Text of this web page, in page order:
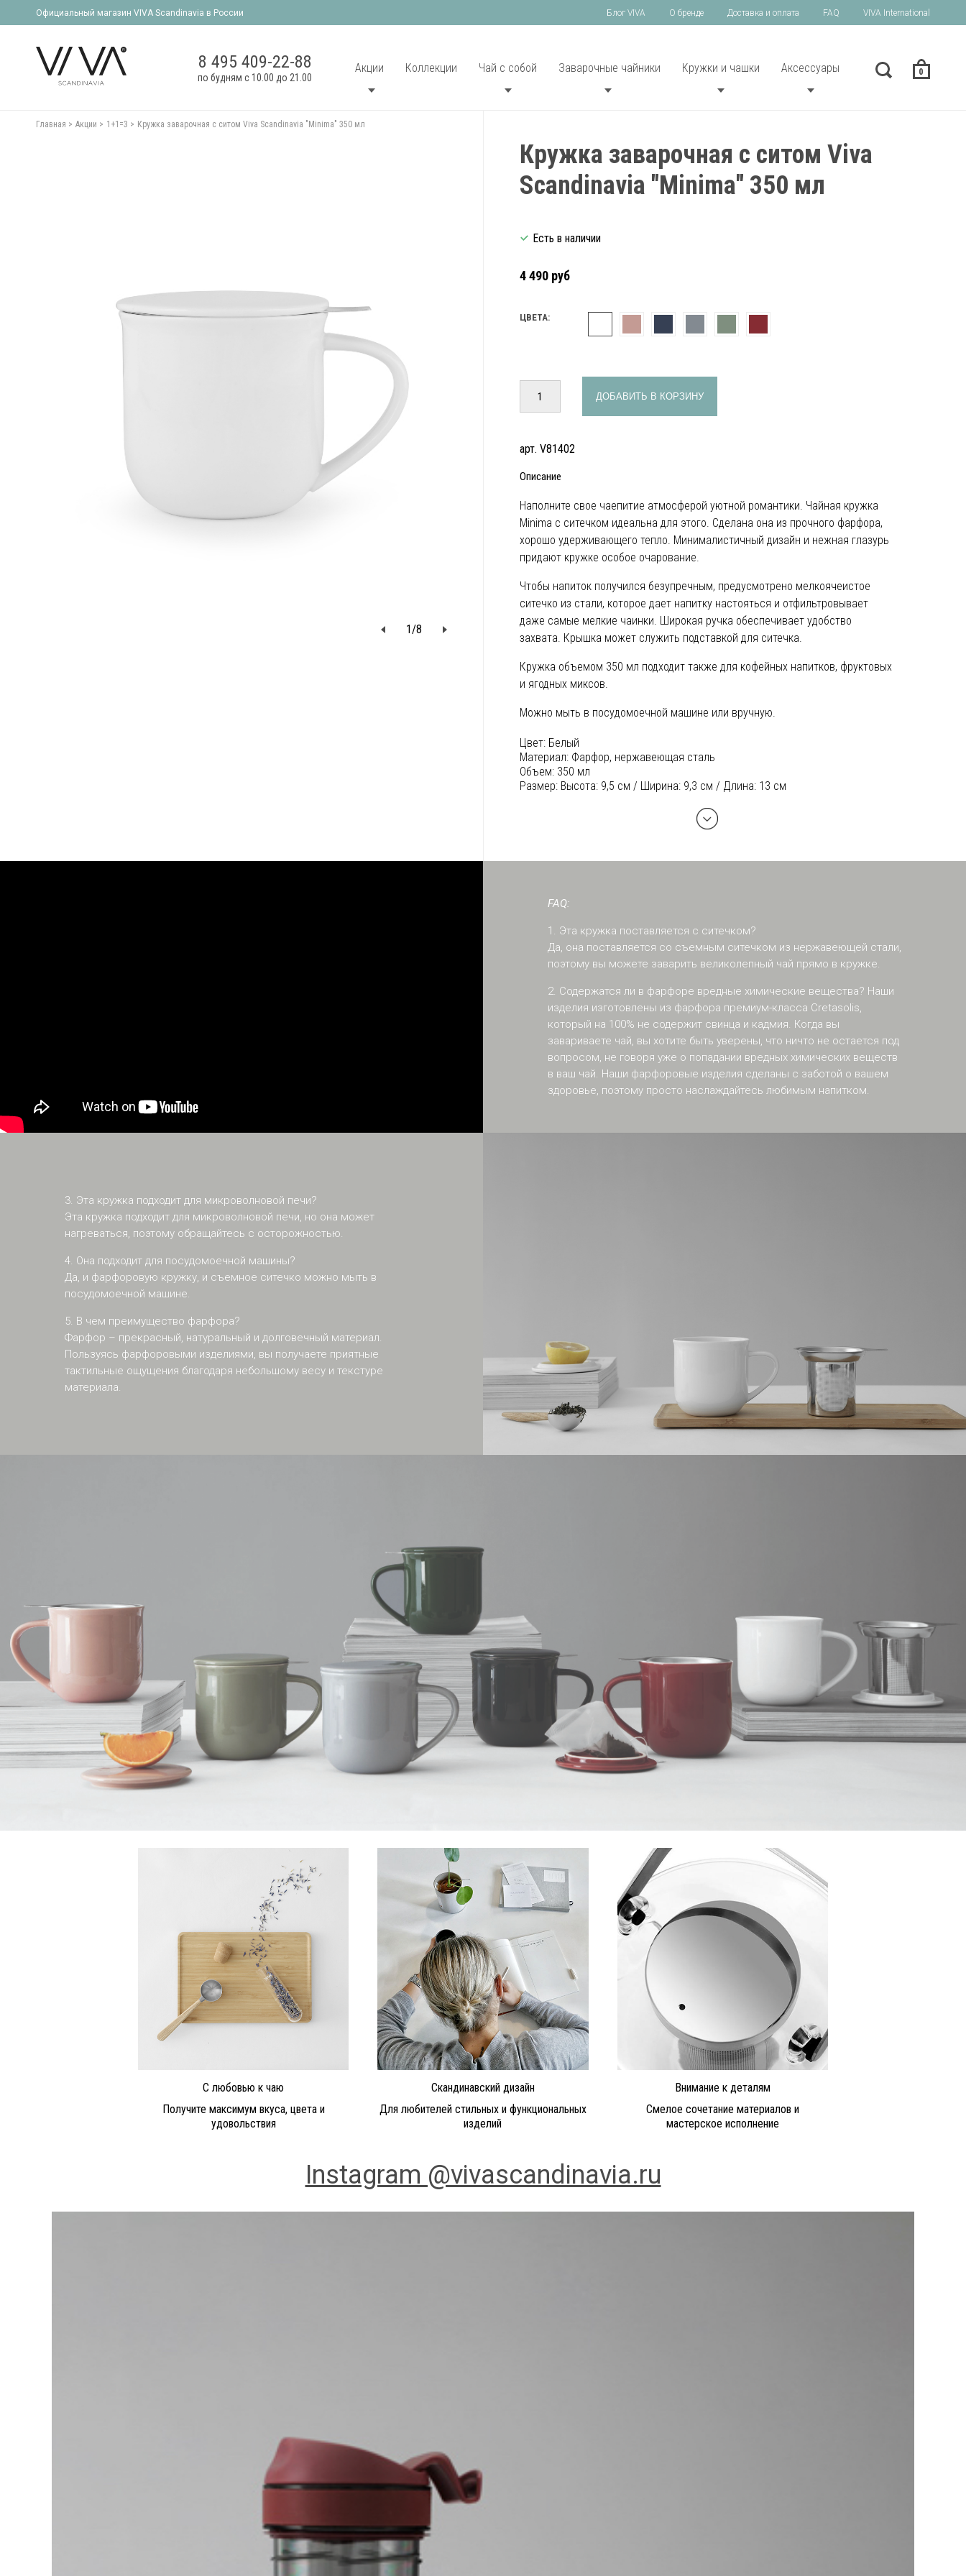
Официальный магазин VIVA Scandinavia в России Блог VIVA О бренде Доставка и оплата FAQ VIVA International
8 495 409-22-88
по будням с 10.00 до 21.00
Акции Коллекции Чай с собой Заварочные чайники Кружки и чашки Аксессуары 0
Главная Акции 1+1=3 Кружка заварочная с ситом Viva Scandinavia "Minima" 350 мл
1/8
Кружка заварочная с ситом Viva
Scandinavia "Minima" 350 мл
Есть в наличии
4 490 руб
ЦВЕТА:
ДОБАВИТЬ В КОРЗИНУ
арт. V81402
Описание
Наполните свое чаепитие атмосферой уютной романтики. Чайная кружка
Minima с ситечком идеальна для этого. Сделана она из прочного фарфора,
хорошо удерживающего тепло. Минималистичный дизайн и нежная глазурь
придают кружке особое очарование.
Чтобы напиток получился безупречным, предусмотрено мелкоячеистое
ситечко из стали, которое дает напитку настояться и отфильтровывает
даже самые мелкие чаинки. Широкая ручка обеспечивает удобство
захвата. Крышка может служить подставкой для ситечка.
Кружка объемом 350 мл подходит также для кофейных напитков, фруктовых
и ягодных миксов.
Можно мыть в посудомоечной машине или вручную.
Цвет: Белый
Материал: Фарфор, нержавеющая сталь
Объем: 350 мл
Размер: Высота: 9,5 см / Ширина: 9,3 см / Длина: 13 см
FAQ:
1. Эта кружка поставляется с ситечком?
Да, она поставляется со съемным ситечком из нержавеющей стали,
поэтому вы можете заварить великолепный чай прямо в кружке.
2. Содержатся ли в фарфоре вредные химические вещества? Наши
изделия изготовлены из фарфора премиум-класса Cretasolis,
который на 100% не содержит свинца и кадмия. Когда вы
завариваете чай, вы хотите быть уверены, что ничто не остается под
вопросом, не говоря уже о попадании вредных химических веществ
в ваш чай. Наши фарфоровые изделия сделаны с заботой о вашем
здоровье, поэтому просто наслаждайтесь любимым напитком.
3. Эта кружка подходит для микроволновой печи?
Эта кружка подходит для микроволновой печи, но она может
нагреваться, поэтому обращайтесь с осторожностью.
4. Она подходит для посудомоечной машины?
Да, и фарфоровую кружку, и съемное ситечко можно мыть в
посудомоечной машине.
5. В чем преимущество фарфора?
Фарфор – прекрасный, натуральный и долговечный материал.
Пользуясь фарфоровыми изделиями, вы получаете приятные
тактильные ощущения благодаря небольшому весу и текстуре
материала.
С любовью к чаю
Получите максимум вкуса, цвета и
удовольствия
Скандинавский дизайн
Для любителей стильных и функциональных
изделий
Внимание к деталям
Смелое сочетание материалов и
мастерское исполнение
Instagram @vivascandinavia.ru